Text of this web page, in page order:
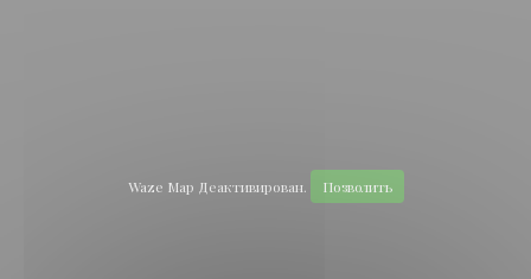
Waze Map Деактивирован. Позволить